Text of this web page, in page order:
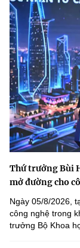
Thứ trưởng Bùi
mở đường cho
Ngày 05/8/2026,
công nghệ trong
trưởng Bộ Khoa